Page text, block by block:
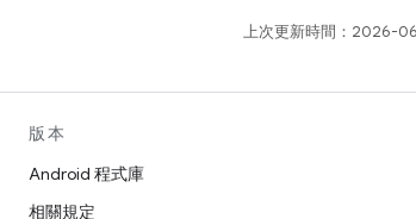
上次更新時間：2026-
版本
Android 程式庫
相關規定